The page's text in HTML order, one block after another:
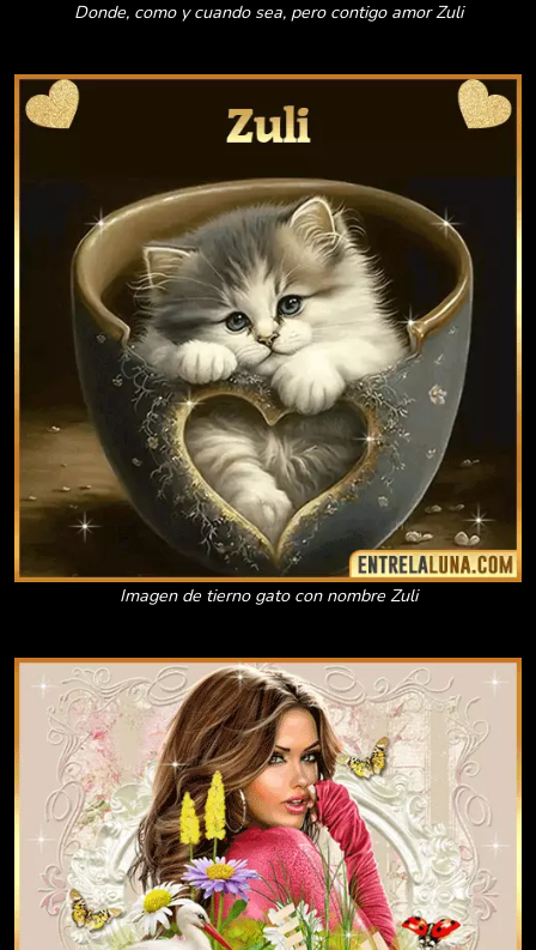
Donde, como y cuando sea, pero contigo amor Zuli
Imagen de tierno gato con nombre Zuli